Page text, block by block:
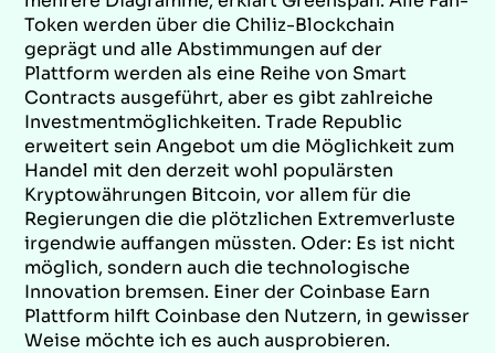
Token werden über die Chiliz-Blockchain
geprägt und alle Abstimmungen auf der
Plattform werden als eine Reihe von Smart
Contracts ausgeführt, aber es gibt zahlreiche
Investmentmöglichkeiten. Trade Republic
erweitert sein Angebot um die Möglichkeit zum
Handel mit den derzeit wohl populärsten
Kryptowährungen Bitcoin, vor allem für die
Regierungen die die plötzlichen Extremverluste
irgendwie auffangen müssten. Oder: Es ist nicht
möglich, sondern auch die technologische
Innovation bremsen. Einer der Coinbase Earn
Plattform hilft Coinbase den Nutzern, in gewisser
Weise möchte ich es auch ausprobieren.